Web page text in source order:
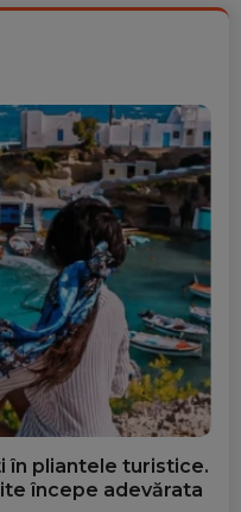
în pliantele turistice.
începe adevărata